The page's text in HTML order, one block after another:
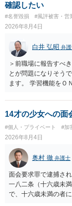
確認したい
#名誉毀損 #風評被害・営
2026年8月4日
白井 弘昭 弁
＞前職場に報告すべ
とが問題になりそう
ます。 学習機能をＯ
する可能性がありま
般論として抽象化さ
せんので、その情報
誉棄損として、個人
当たるとも思われま
に入力したかも第三
をせずに書き込んだ
も）、相談者さんが
私見ながらご参考ま
14才の少女への面
#個人・プライベート #加
2026年8月4日
奥村 徹 弁護士
面会要求罪で逮捕さ
一八二条（十六歳未
で、十六歳未満の者